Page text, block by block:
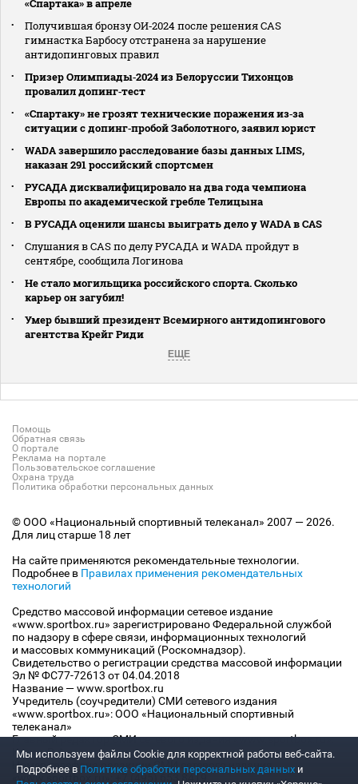
«Спартака» в апреле
Получившая бронзу ОИ‑2024 после решения CAS
гимнастка Барбосу отстранена за нарушение
антидопинговых правил
Призер Олимпиады‑2024 из Белоруссии Тихонцов
провалил допинг‑тест
«Спартаку» не грозят технические поражения из‑за
ситуации с допинг‑пробой Заболотного, заявил юрист
WADA завершило расследование базы данных LIMS,
наказан 291 российский спортсмен
РУСАДА дисквалифицировало на два года чемпиона
Европы по академической гребле Телицына
В РУСАДА оценили шансы выиграть дело у WADA в CAS
Слушания в CAS по делу РУСАДА и WADA пройдут в
сентябре, сообщила Логинова
Не стало могильщика российского спорта. Сколько
карьер он загубил!
Умер бывший президент Всемирного антидопингового
агентства Крейг Риди
ЕЩЕ
Помощь
Обратная связь
О портале
Реклама на портале
Пользовательское соглашение
Охрана труда
Политика обработки персональных данных
© ООО «Национальный спортивный телеканал» 2007 — 2026.
Для лиц старше 18 лет
На сайте применяются рекомендательные технологии.
Подробнее в Правилах применения рекомендательных
технологий
Средство массовой информации сетевое издание
«www.sportbox.ru» зарегистрировано Федеральной службой
по надзору в сфере связи, информационных технологий
и массовых коммуникаций (Роскомнадзор).
Свидетельство о регистрации средства массовой информации
Эл № ФС77-72613 от 04.04.2018
Название — www.sportbox.ru
Учредитель (соучредители) СМИ сетевого издания
«www.sportbox.ru»: ООО «Национальный спортивный
телеканал»
Главный редактор СМИ сетевого издания «www.sportbox.ru»:
Конов В.А.
Номер телефона редакции СМИ сетевого издания
«www.sportbox.ru»: +7 (495) 653 8419
Мы используем файлы Сookie для корректной работы веб-сайта.
Подробнее в Политике обработки персональных данных и